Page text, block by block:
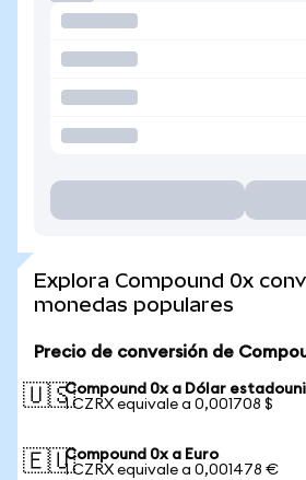
Explora Compound 0x
monedas populares
Precio de conversión de
🇺🇸Compound 0x a Dólar
1 CZRX equivale a 0,001708 $
🇪🇺Compound 0x a Euro
1 CZRX equivale a 0,001478 €